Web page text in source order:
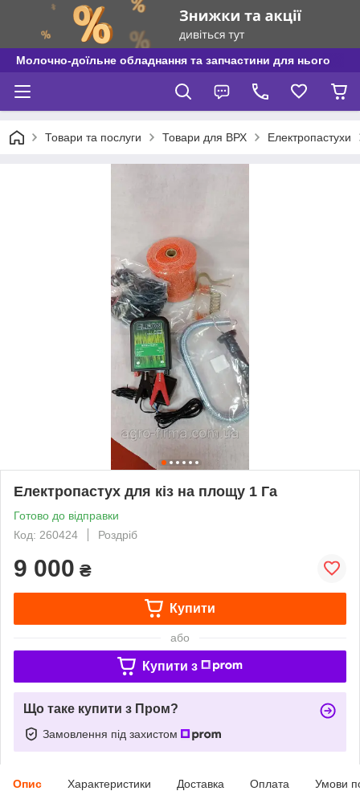
Молочно-доїльне обладнання та запчастини для нього
Товари та послуги Товари для ВРХ Електропастухи
Електропастух для кіз на площу 1 Га
Готово до відправки
Код: 260424
Роздріб
9 000 ₴
Купити
або
Купити з
Що таке купити з Пром?
Замовлення під захистом
Опис Характеристики Доставка Оплата Умови